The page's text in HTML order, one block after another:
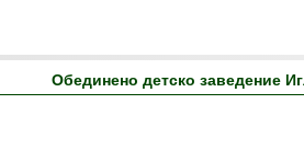
Обединено детско заведение